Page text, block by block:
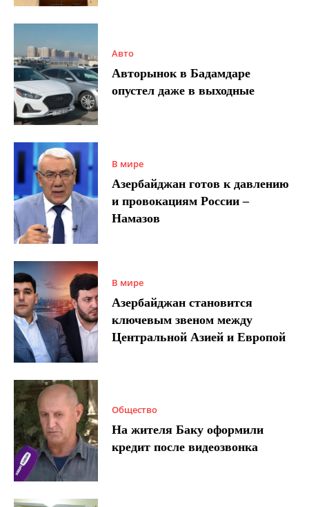
Авто
Авторынок в Бадамдаре
опустел даже в выходные
В мире
Азербайджан готов к давлению
и провокациям России –
Намазов
В мире
Азербайджан становится
ключевым звеном между
Центральной Азией и Европой
Общество
На жителя Баку оформили
кредит после видеозвонка